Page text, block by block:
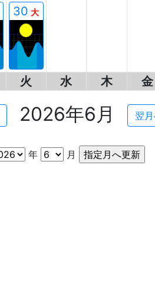
30 大
火 水 木 金
2026年6月 翌
年 月